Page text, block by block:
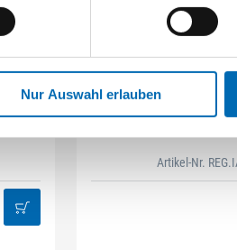
Nur Auswahl erlauben
Innenausbau
Artikel-Nr.